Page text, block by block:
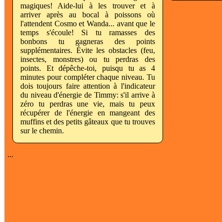
magiques! Aide-lui à les trouver et à
arriver après au bocal à poissons où
l'attendent Cosmo et Wanda... avant que le
temps s'écoule! Si tu ramasses des
bonbons tu gagneras des points
supplémentaires. Évite les obstacles (feu,
insectes, monstres) ou tu perdras des
points. Et dépêche-toi, puisqu tu as 4
minutes pour compléter chaque niveau. Tu
dois toujours faire attention à l'indicateur
du niveau d'énergie de Timmy: s'il arrive à
zéro tu perdras une vie, mais tu peux
récupérer de l'énergie en mangeant des
muffins et des petits gâteaux que tu trouves
sur le chemin.
...